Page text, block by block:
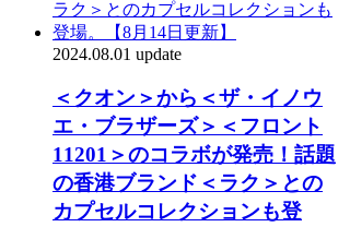
2024.08.01 update
＜クオン＞から＜ザ・イノウ
エ・ブラザーズ＞＜フロント
11201＞のコラボが発売！話題
の香港ブランド＜ラク＞との
カプセルコレクションも登